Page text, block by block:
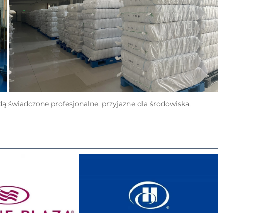
świadczone profesjonalne, przyjazne dla środowiska,